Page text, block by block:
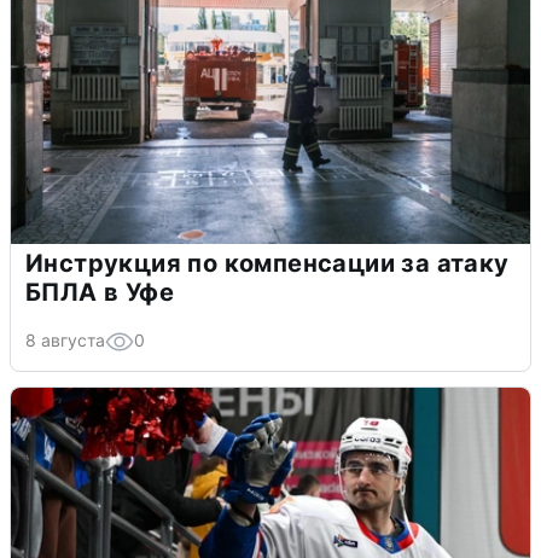
Инструкция по компенсации за атаку
БПЛА в Уфе
8 августа 0